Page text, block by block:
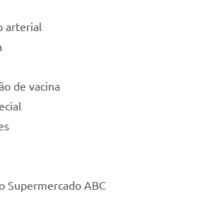
arterial
de vacina
Supermercado ABC